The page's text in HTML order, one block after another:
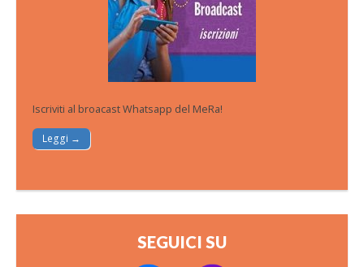
Iscriviti al broacast Whatsapp del MeRa!
Leggi →
SEGUICI SU